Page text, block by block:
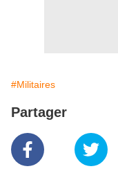
#Militaires
Partager